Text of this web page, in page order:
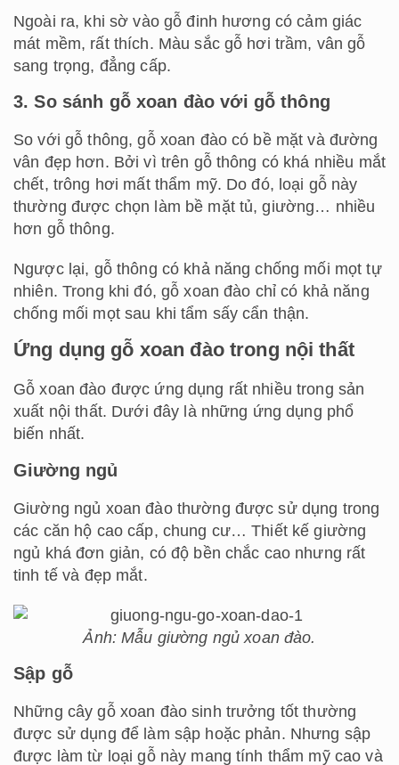
Ngoài ra, khi sờ vào gỗ đinh hương có cảm giác
mát mềm, rất thích. Màu sắc gỗ hơi trầm, vân gỗ
sang trọng, đẳng cấp.
3. So sánh gỗ xoan đào với gỗ thông
So với gỗ thông, gỗ xoan đào có bề mặt và đường
vân đẹp hơn. Bởi vì trên gỗ thông có khá nhiều mắt
chết, trông hơi mất thẩm mỹ. Do đó, loại gỗ này
thường được chọn làm bề mặt tủ, giường… nhiều
hơn gỗ thông.
Ngược lại, gỗ thông có khả năng chống mối mọt tự
nhiên. Trong khi đó, gỗ xoan đào chỉ có khả năng
chống mối mọt sau khi tẩm sấy cẩn thận.
Ứng dụng gỗ xoan đào trong nội thất
Gỗ xoan đào được ứng dụng rất nhiều trong sản
xuất nội thất. Dưới đây là những ứng dụng phổ
biến nhất.
Giường ngủ
Giường ngủ xoan đào thường được sử dụng trong
các căn hộ cao cấp, chung cư… Thiết kế giường
ngủ khá đơn giản, có độ bền chắc cao nhưng rất
tinh tế và đẹp mắt.
Ảnh: Mẫu giường ngủ xoan đào.
Sập gỗ
Những cây gỗ xoan đào sinh trưởng tốt thường
được sử dụng để làm sập hoặc phản. Nhưng sập
được làm từ loại gỗ này mang tính thẩm mỹ cao và